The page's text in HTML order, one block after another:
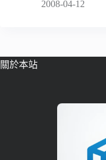
2008-04-12
關於本站